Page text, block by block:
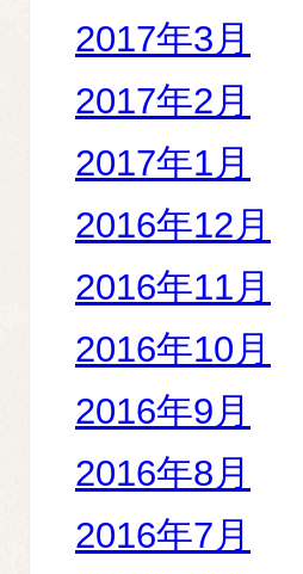
2017年3月
2017年2月
2017年1月
2016年12月
2016年11月
2016年10月
2016年9月
2016年8月
2016年7月